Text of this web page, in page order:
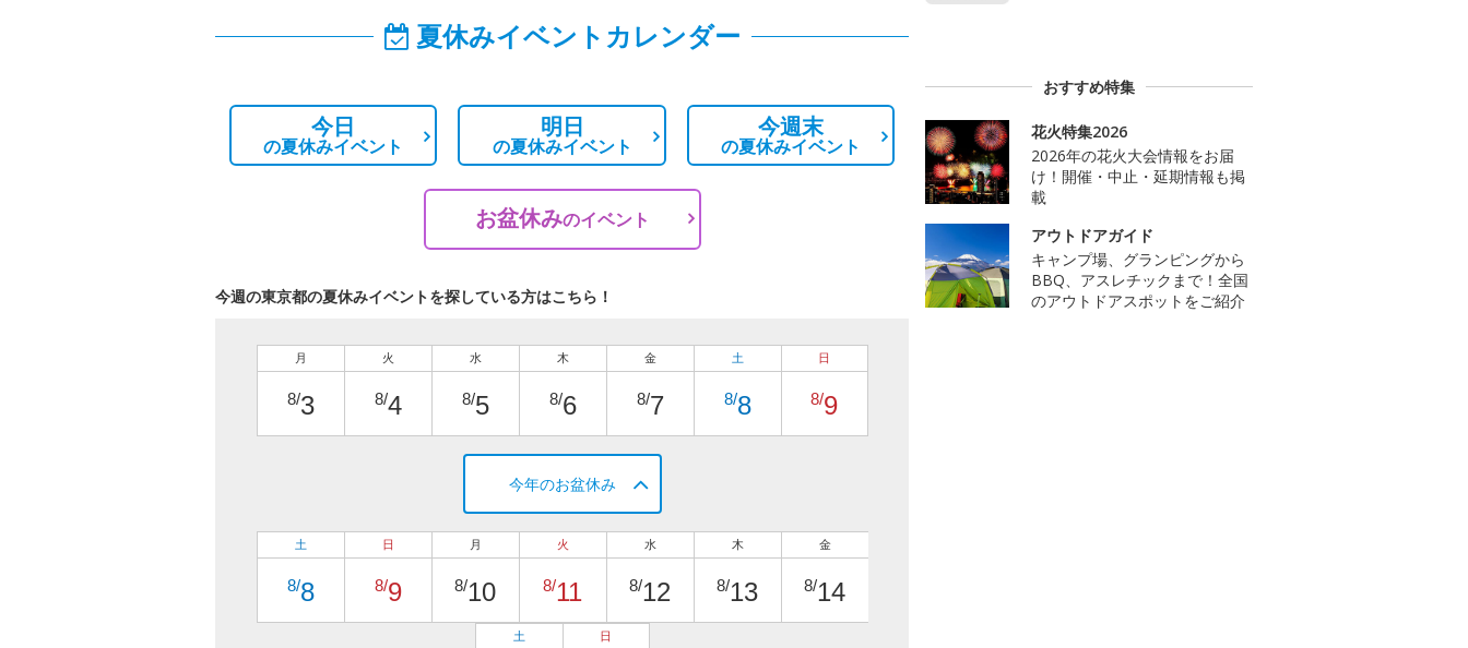
夏休みイベントカレンダー
今日
の夏休みイベント
明日
の夏休みイベント
今週末
の夏休みイベント
お盆休みのイベント
今週の東京都の夏休みイベントを探している方はこちら！
月
8/3
火
8/4
水
8/5
木
8/6
金
8/7
土
8/8
日
8/9
今年のお盆休み
土
8/8
日
8/9
月
8/10
火
8/11
水
8/12
木
8/13
金
8/14
土 日
おすすめ特集
花火特集2026
2026年の花火大会情報をお届
け！開催・中止・延期情報も掲
載
アウトドアガイド
キャンプ場、グランピングから
BBQ、アスレチックまで！全国
のアウトドアスポットをご紹介